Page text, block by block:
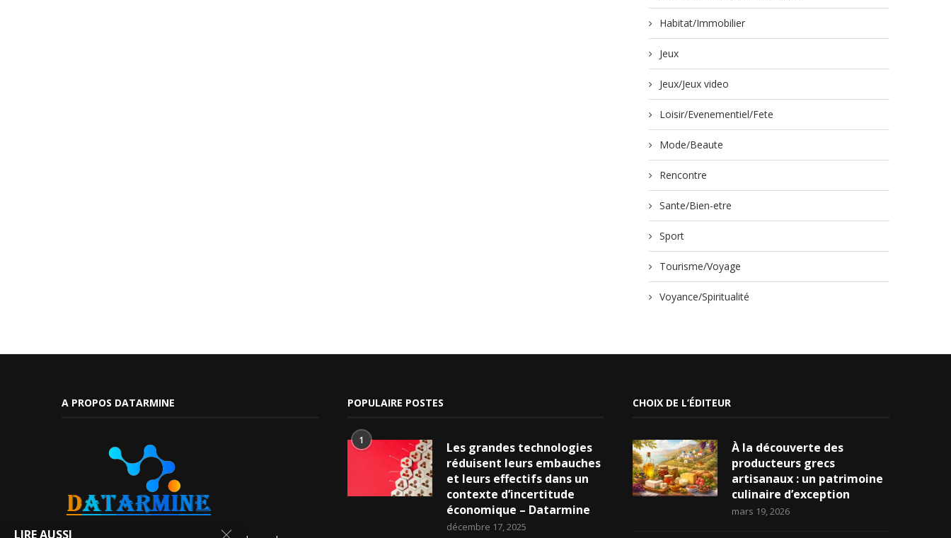
Habitat/Immobilier
Jeux
Jeux/Jeux video
Loisir/Evenementiel/Fete
Mode/Beaute
Rencontre
Sante/Bien-etre
Sport
Tourisme/Voyage
Voyance/Spiritualité
A PROPOS DATARMINE POPULAIRE POSTES
1
Les grandes technologies
réduisent leurs embauches
et leurs effectifs dans un
contexte d’incertitude
économique – Datarmine
décembre 17, 2025
CHOIX DE L’ÉDITEUR
À la découverte des
producteurs grecs
artisanaux : un patrimoine
culinaire d’exception
mars 19, 2026
LIRE AUSSI